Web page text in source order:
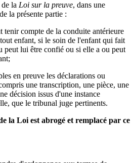
la Loi sur la preuve, dans une
la présente partie :
tenir compte de la conduite antérieure
enfant, si le soin de l'enfant qui fait
peut lui être confié ou si elle a ou peut
en preuve les déclarations ou
une transcription, une pièce, une
décision issus d'une instance
que le tribunal juge pertinents.
la Loi est abrogé et remplacé par ce